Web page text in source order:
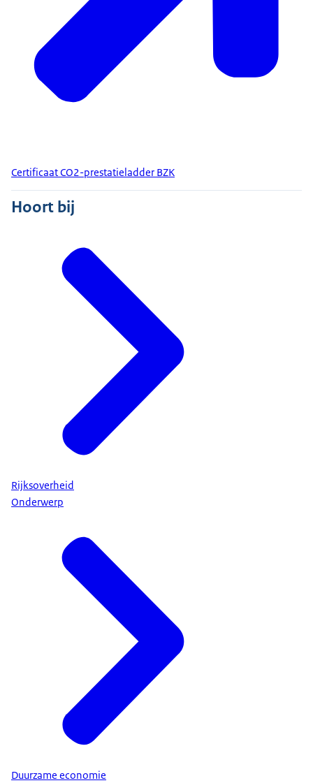
Certificaat CO2-prestatieladder BZK
Hoort bij
Rijksoverheid
Onderwerp
Duurzame economie